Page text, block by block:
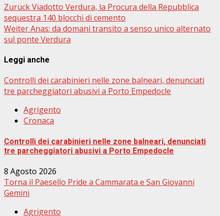
Beitragsnavigation
ZurückViadotto Verdura, la Procura della Repubblica
sequestra 140 blocchi di cemento
WeiterAnas: da domani transito a senso unico alternato
sul ponte Verdura
Leggi anche
Controlli dei carabinieri nelle zone balneari, denunciati
tre parcheggiatori abusivi a Porto Empedocle
Agrigento
Cronaca
Controlli dei carabinieri nelle zone balneari, denunciati
tre parcheggiatori abusivi a Porto Empedocle
8 Agosto 2026
Torna il Paesello Pride a Cammarata e San Giovanni
Gemini
Agrigento